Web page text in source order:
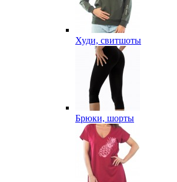
Худи, свитшоты
Брюки, шорты